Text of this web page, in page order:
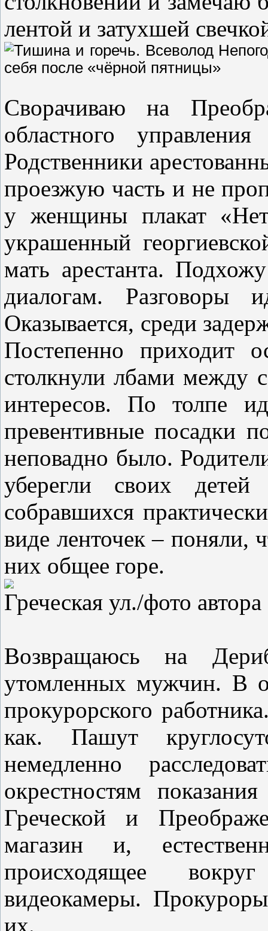
лентой и затухшей
Сворачиваю на
областного
Родственники
проезжую часть и не
у женщины плакат
украшенный
мать арестанта.
диалогам. Разговоры
Оказывается, среди
Постепенно приходит
столкнули лбами между
интересов. По толпе
превентивные посадки
неповадно было.
уберегли своих
собравшихся
виде ленточек – поняли,
них общее горе.
Греческая ул./фото автора
Возвращаюсь на
утомленных мужчин. В
прокурорского
как. Пашут
немедленно
окрестностям
Греческой и
магазин и,
происходящее
видеокамеры.
их.